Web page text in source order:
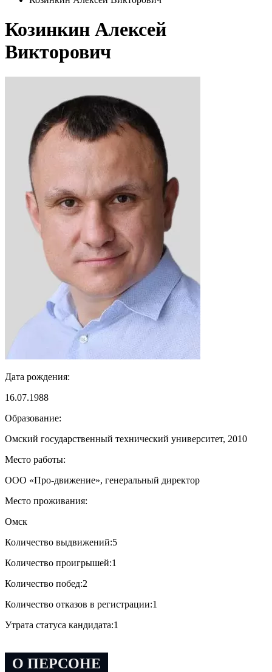
Козинкин Алексей
Викторович
Дата рождения:
16.07.1988
Образование:
Омский государственный технический университет, 2010
Место работы:
ООО «Про-движение», генеральный директор
Место проживания:
Омск
Количество выдвижений:5
Количество проигрышей:1
Количество побед:2
Количество отказов в регистрации:1
Утрата статуса кандидата:1
О ПЕРСОНЕ